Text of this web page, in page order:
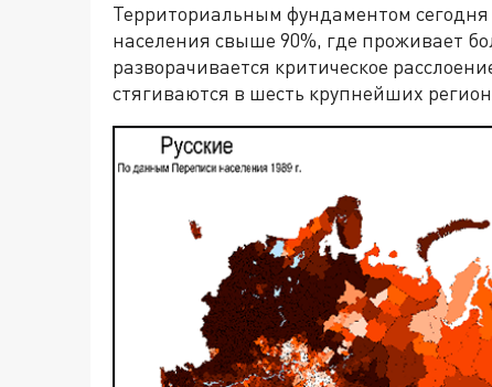
Территориальным фундаментом сегодня
населения свыше 90%, где проживает
разворачивается критическое
стягиваются в шесть крупнейших